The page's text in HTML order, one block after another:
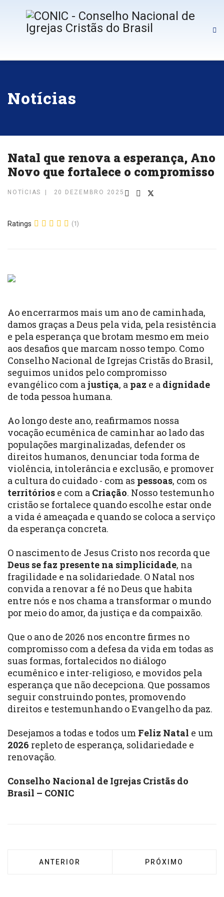
Notícias
Natal que renova a esperança, Ano
Novo que fortalece o compromisso
NOTÍCIAS 20 DEZEMBRO 2025
Ratings (1)
Ao encerrarmos mais um ano de caminhada,
damos graças a Deus pela vida, pela resistência
e pela esperança que brotam mesmo em meio
aos desafios que marcam nosso tempo. Como
Conselho Nacional de Igrejas Cristãs do Brasil,
seguimos unidos pelo compromisso
evangélico com ajustiça, a paz e a dignidade
de toda pessoa humana.
Ao longo deste ano, reafirmamos nossa
vocação ecumênica de caminhar ao lado das
populações marginalizadas, defender os
direitos humanos, denunciar toda forma de
violência, intolerância e exclusão, e promover
a cultura do cuidado - com as pessoas, com os
territórios e com a Criação. Nosso testemunho
cristão se fortalece quando escolhe estar onde
a vida é ameaçada e quando se coloca a serviço
da esperança concreta.
O nascimento de Jesus Cristo nos recorda que
Deus se faz presente na simplicidade, na
fragilidade e na solidariedade. O Natal nos
convida a renovar a fé no Deus que habita
entre nós e nos chama a transformar o mundo
por meio do amor, da justiça e da compaixão.
Que o ano de 2026 nos encontre firmes no
compromisso com a defesa da vida em todas as
suas formas, fortalecidos no diálogo
ecumênico e inter-religioso, e movidos pela
esperança que não decepciona. Que possamos
seguir construindo pontes, promovendo
direitos e testemunhando o Evangelho da paz.
Desejamos a todas e todos um Feliz Natal e um
2026 repleto de esperança, solidariedade e
renovação.
Conselho Nacional de Igrejas Cristãs do
Brasil – CONIC
ARTIGO ANTERIOR: VENEZUELA: NOTA
ANTERIOR PRÓXIMO ARTIGO:
PRÓXIMO